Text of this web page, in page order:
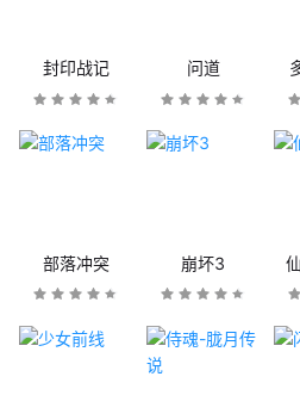
封印战记 问道
部落冲突 崩坏3